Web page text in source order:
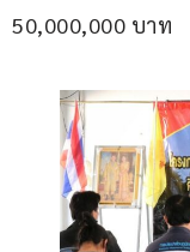
50,000,000 บาท